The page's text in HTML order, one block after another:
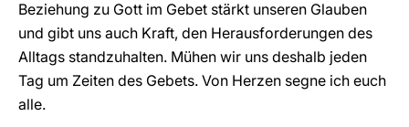
Beziehung zu Gott im Gebet stärkt unseren Glauben
und gibt uns auch Kraft, den Herausforderungen des
Alltags standzuhalten. Mühen wir uns deshalb jeden
Tag um Zeiten des Gebets. Von Herzen segne ich euch
alle.